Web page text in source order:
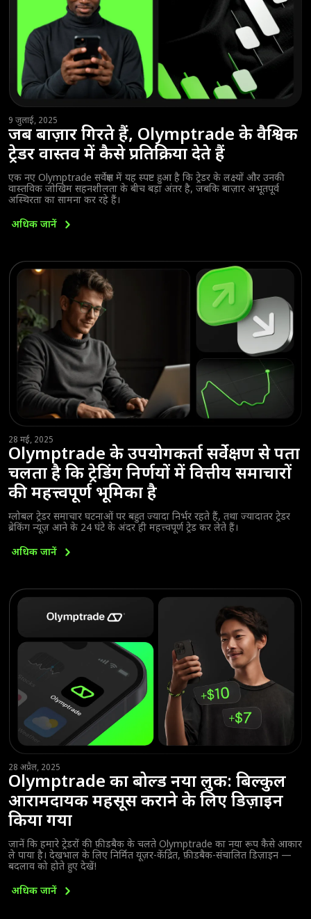
9 जुलाई, 2025
जब बाज़ार गिरते हैं, Olymptrade के वैश्विक
ट्रेडर वास्तव में कैसे प्रतिक्रिया देते हैं
एक नए Olymptrade सर्वेक्षण में यह स्पष्ट हुआ है कि ट्रेडर के लक्ष्यों और उनकी
वास्तविक जोखिम सहनशीलता के बीच बड़ा अंतर है, जबकि बाज़ार अभूतपूर्व
अस्थिरता का सामना कर रहे हैं।
अधिक जानें
28 मई, 2025
Olymptrade के उपयोगकर्ता सर्वेक्षण से पता
चलता है कि ट्रेडिंग निर्णयों में वित्तीय समाचारों
की महत्त्वपूर्ण भूमिका है
ग्लोबल ट्रेडर समाचार घटनाओं पर बहुत ज्यादा निर्भर रहते हैं, तथा ज्यादातर ट्रेडर
ब्रेकिंग न्यूज़ आने के 24 घंटे के अंदर ही महत्त्वपूर्ण ट्रेड कर लेते हैं।
अधिक जानें
28 अप्रैल, 2025
Olymptrade का बोल्ड नया लुक: बिल्कुल
आरामदायक महसूस कराने के लिए डिज़ाइन
किया गया
जानें कि हमारे ट्रेडरों की फ़ीडबैक के चलते Olymptrade का नया रूप कैसे आकार
ले पाया है। देखभाल के लिए निर्मित यूज़र-केंद्रित, फ़ीडबैक-संचालित डिज़ाइन —
बदलाव को होते हुए देखें!
अधिक जानें